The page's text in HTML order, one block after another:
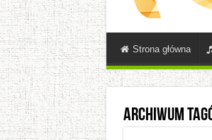
Strona główna
Archiwum